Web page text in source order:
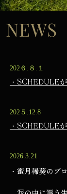
NEWS
202６.８.１
・SCHEDULE
202５.12.8
・SCHEDULE
2026.3.21
・蜜月稀葵のブ